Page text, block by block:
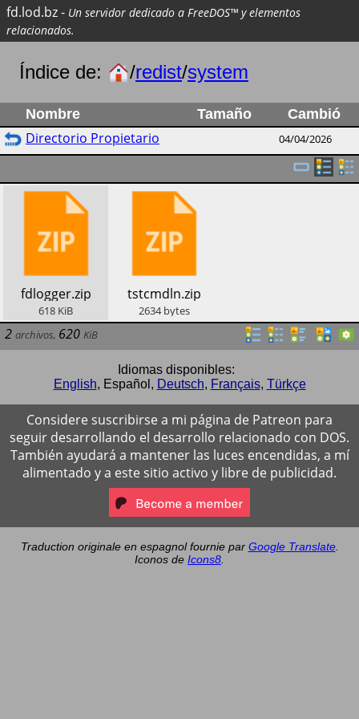
fd.lod.bz- Un servidor dedicado a FreeDOS™ y elementos
relacionados.
Índice de: /redist/system
Nombre Tamaño Cambió
Directorio Propietario 04/04/2026
​fdlogger.zip
618 KiB
​tstcmdln.zip
2634 bytes
2 archivos, 620 KiB
Idiomas disponibles:
English, Español , Deutsch, Français, Türkçe
Considere suscribirse a mi página de Patreon para
seguir desarrollando el desarrollo relacionado con DOS.
También ayudará a mantener las luces encendidas, a mí
alimentado y a este sitio activo y libre de publicidad.
Traduction originale en espagnol fournie par Google Translate.
Iconos de Icons8